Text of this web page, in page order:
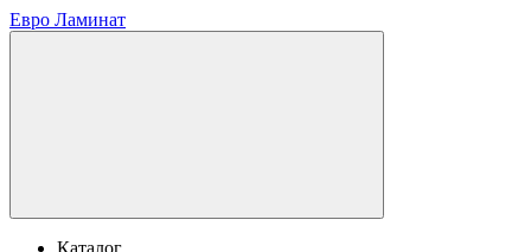
Евро Ламинат
Каталог